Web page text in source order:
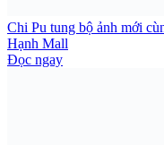
Chi Pu tung bộ ảnh mới
Hạnh Mall
Đọc ngay